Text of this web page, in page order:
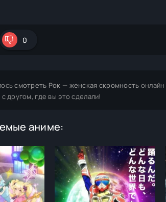
0
смотреть Рок — женская скромность
другом, где вы это сделали!
аниме: